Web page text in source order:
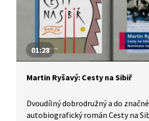
01:28
Martin Ryšavý: Cesty na Sibiř
Dvoudílný dobrodružný a do
autobiografický román Cesty na